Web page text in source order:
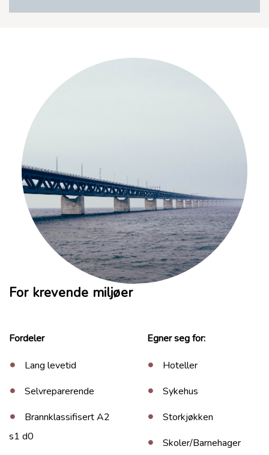
For krevende miljøer
Fordeler
Lang levetid
Selvreparerende
Brannklassifisert A2
s1 d0
Egner seg for:
Hoteller
Sykehus
Storkjøkken
Skoler/Barnehager